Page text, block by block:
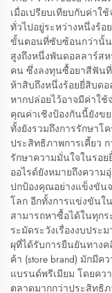
เมื่อเปรียบเทียบกับค่าใ
ทั่วไปอยู่ระหว่างหนึ่งร้
ขั้นตอนที่ซับซ้อนกว่านั้น
สูงถึงหนึ่งพันดอลลาร์ส
คน ซึ่งลงทุนซื้อยาสีฟันที่
ห้าสิบถึงหนึ่งร้อยยี่สิบด
หากปล่อยไว้อาจมีค่าใ
คุณค่าเชิงป้องกันนี้ยังข
ทั้งยังรวมถึงการรักษา
ประสิทธิภาพการเคี้ยว
รักษาความมั่นใจในรอ
ออไรด์ยังหมายถึงควา
ปกป้องคุณอย่างแข็งขัน
โลก อีกทั้งการแข่งขันใ
สามารถหาซื้อได้ในทุก
ระมัดระวังเรื่องงบปร
ผุที่ได้รับการยืนยันทาง
ค้า (store brand) มักมี
แบรนด์พรีเมียม โดยค
ตลาดมากกว่าประสิทธิ